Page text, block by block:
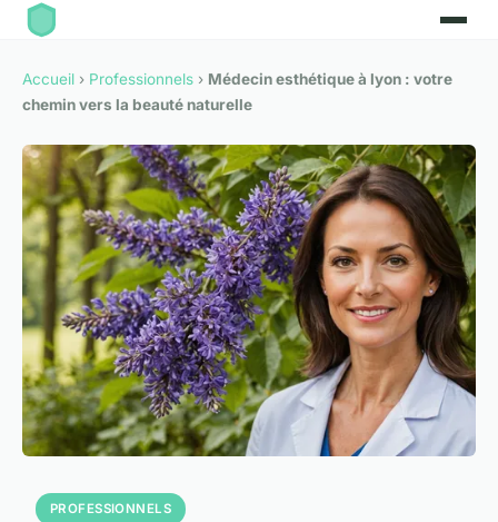
Accueil › Professionnels › Médecin esthétique à lyon : votre
chemin vers la beauté naturelle
PROFESSIONNELS